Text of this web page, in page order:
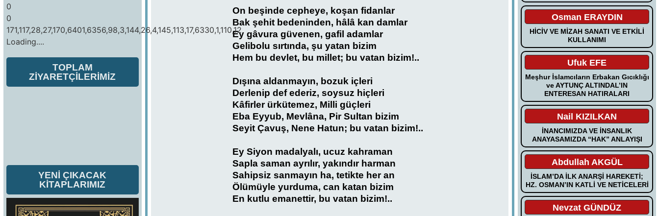
0
0
171,117,28,27,170,6401,6356,98,3,144,26,4,145,113,17,6330,1,110,12
Loading....
TOPLAM
ZİYARETÇİLERİMİZ
YENİ ÇIKACAK
KİTAPLARIMIZ
On beşinde cepheye, koşan fidanlar
Bak şehit bedeninden, hâlâ kan damlar
Ey gâvura güvenen, gafil adamlar
Gelibolu sırtında, şu yatan bizim
Hem bu devlet, bu millet; bu vatan bizim!..
Dışına aldanmayın, bozuk içleri
Derlenip def ederiz, soysuz hiçleri
Kâfirler ürkütemez, Milli güçleri
Eba Eyyub, Mevlâna, Pir Sultan bizim
Seyit Çavuş, Nene Hatun; bu vatan bizim!..
Ey Siyon madalyalı, ucuz kahraman
Sapla saman ayrılır, yakındır harman
Sahipsiz sanmayın ha, tetikte her an
Ölümüyle yurduma, can katan bizim
En kutlu emanettir, bu vatan bizim!..
Osman ERAYDIN
HİCİV VE MİZAH SANATI VE ETKİLİ
KULLANIMI
Ufuk EFE
Meşhur İslamcıların Erbakan Gıcıklığı
ve AYTUNÇ ALTINDAL’IN
ENTERESAN HATIRALARI
Nail KIZILKAN
İNANCIMIZDA VE İNSANLIK
ANAYASAMIZDA “HAK” ANLAYIŞI
Abdullah AKGÜL
İSLAM’DA İLK ANARŞİ HAREKETİ;
HZ. OSMAN’IN KATLİ VE NETİCELERİ
Nevzat GÜNDÜZ